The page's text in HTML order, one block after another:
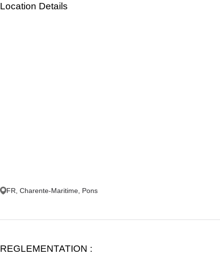
Location Details
FR, Charente-Maritime, Pons
REGLEMENTATION :